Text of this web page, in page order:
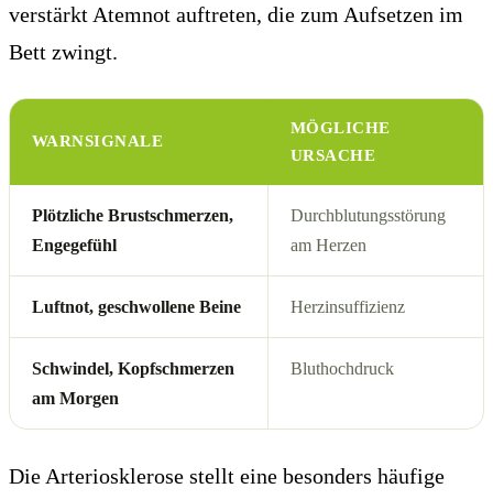
verstärkt Atemnot auftreten, die zum Aufsetzen im
Bett zwingt.
WARNSIGNALE
MÖGLICHE
URSACHE
Plötzliche Brustschmerzen,
Engegefühl
Durchblutungsstörung
am Herzen
Luftnot, geschwollene Beine Herzinsuffizienz
Schwindel, Kopfschmerzen
am Morgen
Bluthochdruck
Die Arteriosklerose stellt eine besonders häufige